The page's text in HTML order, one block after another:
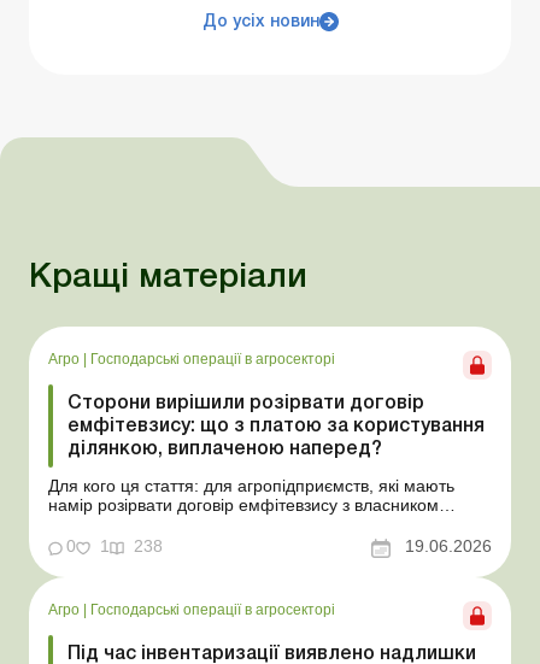
До усіх новин
Кращі матеріали
Агро Господарські операції в агросекторі
Сторони вирішили розірвати договір
емфітевзису: що з платою за користування
ділянкою, виплаченою наперед?
Для кого ця стаття: для агропідприємств, які мають
намір розірвати договір емфітевзису з власником
ситуацію тим, що плата за користування земельною
ділянкою була виплачена власнику наперед за декілька
років. У такому разі перед емфітевтом і власник...
0 1 238 19.06.2026
Агро | Господарські операції в агросекторі
Під час інвентаризації виявлено надлишки